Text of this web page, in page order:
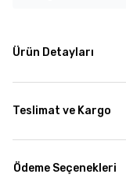
Ürün Detayları
Teslimat ve Kargo
Ödeme Seçenekleri